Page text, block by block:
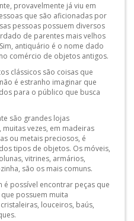
provavelmente já viu em
que são aficionadas por
pessoas possuem diversos
de parentes mais velhos
antiquário é o nome dado
comércio de objetos antigos.
clássicos são coisas que
é estranho imaginar que
para o público que busca
são grandes lojas
vezes, em madeiras
ou metais preciosos, é
tipos de objetos. Os móveis,
vitrines, armários,
são os mais comuns.
possível encontrar peças que
possuem muita
louceiros, baús,